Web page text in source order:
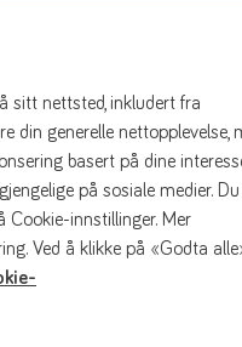
sitt nettsted, inkludert fra
din generelle nettopplevelse,
basert på dine
på sosiale medier.
Cookie-innstillinger. Mer
Ved å klikke på «Godta